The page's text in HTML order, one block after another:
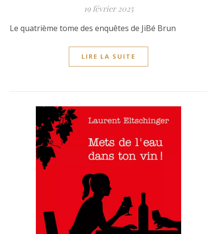
19 février 2025
Le quatrième tome des enquêtes de JiBé Brun
LIRE LA SUITE